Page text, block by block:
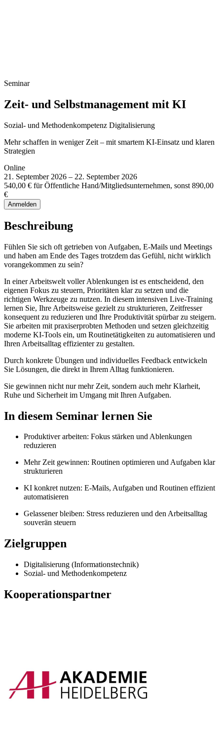
Seminar
Zeit- und Selbstmanagement mit KI
Sozial- und Methodenkompetenz Digitalisierung
Mehr schaffen in weniger Zeit – mit smartem KI-Einsatz und klaren
Strategien
Online
21. September 2026 – 22. September 2026
540,00 € für Öffentliche Hand/Mitgliedsunternehmen, sonst 890,00
€
Anmelden
Beschreibung
Fühlen Sie sich oft getrieben von Aufgaben, E-Mails und Meetings
und haben am Ende des Tages trotzdem das Gefühl, nicht wirklich
vorangekommen zu sein?
In einer Arbeitswelt voller Ablenkungen ist es entscheidend, den
eigenen Fokus zu steuern, Prioritäten klar zu setzen und die
richtigen Werkzeuge zu nutzen. In diesem intensiven Live-Training
lernen Sie, Ihre Arbeitsweise gezielt zu strukturieren, Zeitfresser
konsequent zu reduzieren und Ihre Produktivität spürbar zu steigern.
Sie arbeiten mit praxiserprobten Methoden und setzen gleichzeitig
moderne KI-Tools ein, um Routinetätigkeiten zu automatisieren und
Ihren Arbeitsalltag effizienter zu gestalten.
Durch konkrete Übungen und individuelles Feedback entwickeln
Sie Lösungen, die direkt in Ihrem Alltag funktionieren.
Sie gewinnen nicht nur mehr Zeit, sondern auch mehr Klarheit,
Ruhe und Sicherheit im Umgang mit Ihren Aufgaben.
In diesem Seminar lernen Sie
Produktiver arbeiten: Fokus stärken und Ablenkungen
reduzieren
Mehr Zeit gewinnen: Routinen optimieren und Aufgaben klar
strukturieren
KI konkret nutzen: E-Mails, Aufgaben und Routinen effizient
automatisieren
Gelassener bleiben: Stress reduzieren und den Arbeitsalltag
souverän steuern
Zielgruppen
Digitalisierung (Informationstechnik)
Sozial- und Methodenkompetenz
Kooperationspartner